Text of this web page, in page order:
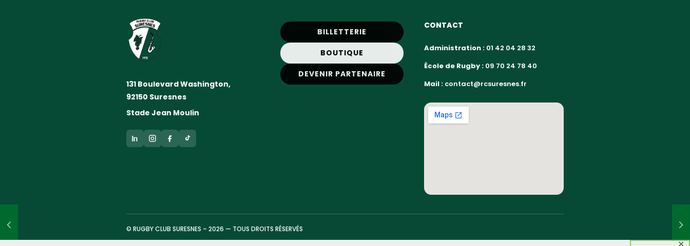
✕
131 Boulevard Washington,
92150 Suresnes
Stade Jean Moulin
BILLETTERIE
BOUTIQUE
DEVENIR PARTENAIRE
CONTACT
Administration : 01 42 04 28 32
École de Rugby : 09 70 24 78 40
Mail : contact@rcsuresnes.fr
© RUGBY CLUB SURESNES – 2026 — TOUS DROITS RÉSERVÉS